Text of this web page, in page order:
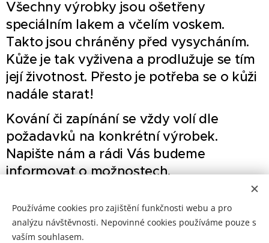
Všechny výrobky jsou ošetřeny
speciálním lakem a včelím voskem.
Takto jsou chráněny před vysycháním.
Kůže je tak vyživena a prodlužuje se tím
její životnost. Přesto je potřeba se o kůži
nadále starat!
Kování či zapínání se vždy volí dle
požadavků na konkrétní výrobek.
Napište nám a rádi Vás budeme
informovat o možnostech.
Používáme cookies pro zajištění funkčnosti webu a pro
analýzu návštěvnosti. Nepovinné cookies používáme pouze s
vaším souhlasem.